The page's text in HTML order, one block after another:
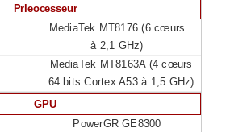
Prleocesseur
MediaTek MT8176 (6 cœurs
à 2,1 GHz)
MediaTek MT8163A (4 cœurs
64 bits Cortex A53 à 1,5 GHz)
GPU
PowerGR GE8300